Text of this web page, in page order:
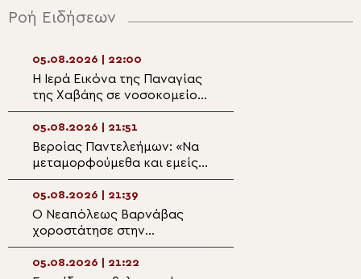
Ροή Ειδήσεων
05.08.2026 | 22:00
Η Ιερά Εικόνα της Παναγίας
της Χαβάης σε νοσοκομείο
της Σόφιας προς ευλογία
ασθενών και προσωπικού
05.08.2026 | 21:51
Βεροίας Παντελεήμων: «Nα
μεταμορφούμεθα και εμείς
με τη χάρη Του»
05.08.2026 | 21:39
Ο Νεαπόλεως Βαρνάβας
χοροστάτησε στην
Ακολουθία του Μεγάλου
Παρακλητικού Κανόνα στον
05.08.2026 | 21:22